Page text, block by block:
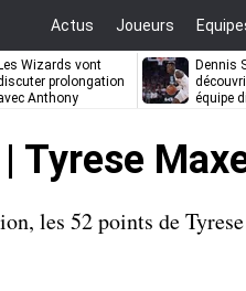
Actus Joueurs
Les Wizards vont
prolongation
Anthony
Dennis
équipe
Tyrese
les 52 points de